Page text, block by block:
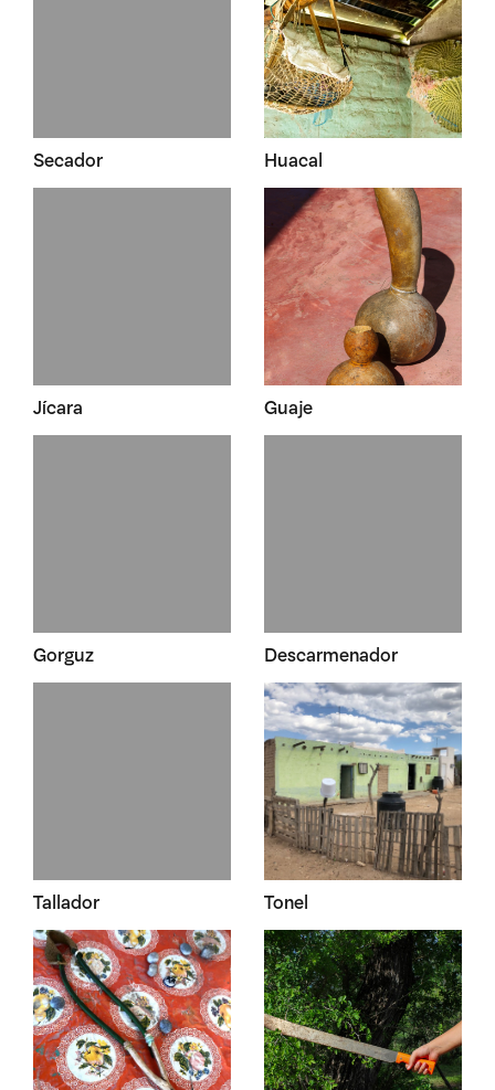
Secador Huacal
Jícara Guaje
Gorguz Descarmenador
Tallador Tonel